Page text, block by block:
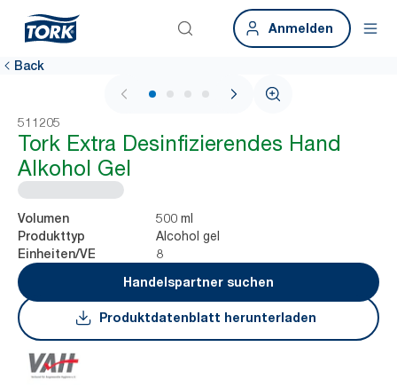
Anmelden
Back
1 / 4
511205
Tork Extra Desinfizierendes Hand
Alkohol Gel
Volumen 500 ml
Produkttyp Alcohol gel
Einheiten/VE
8
Handelspartner suchen
Produktdatenblatt herunterladen